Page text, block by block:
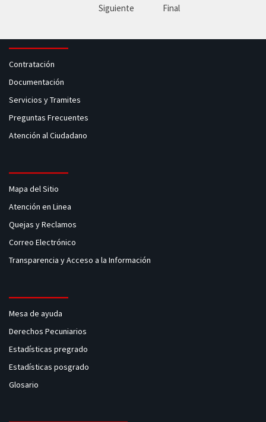
Siguiente Final
Contratación
Documentación
Servicios y Tramites
Preguntas Frecuentes
Atención al Ciudadano
Mapa del Sitio
Atención en Linea
Quejas y Reclamos
Correo Electrónico
Transparencia y Acceso a la Información
Mesa de ayuda
Derechos Pecuniarios
Estadísticas pregrado
Estadísticas posgrado
Glosario